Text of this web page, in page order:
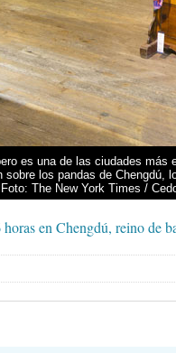
es una de las ciudades más
los pandas de Chengdú,
The New York Times /
horas en Chengdú, reino de